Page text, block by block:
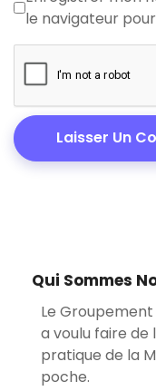
le navigateur
Qui Sommes
Le
a voulu faire de
pratique de la
poche.